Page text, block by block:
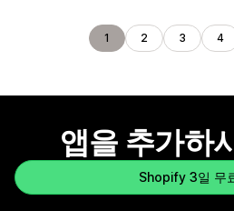
1 2 3 4
앱을 추가하
Shopify 3일 무